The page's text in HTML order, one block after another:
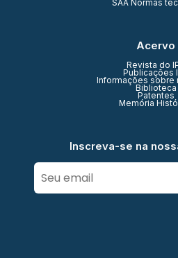
SAA Normas
Acervo
Revista do
Publicações
Informações sobre
Biblioteca
Patentes
Memória
Inscreva-se na